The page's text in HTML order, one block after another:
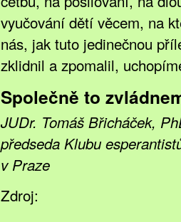
vyučování dětí věcem, na
nás, jak tuto jedinečnou
zklidnil a zpomalil,
Společně to
JUDr. Tomáš Břicháček,
předseda Klubu
v Praze
Zdroj: